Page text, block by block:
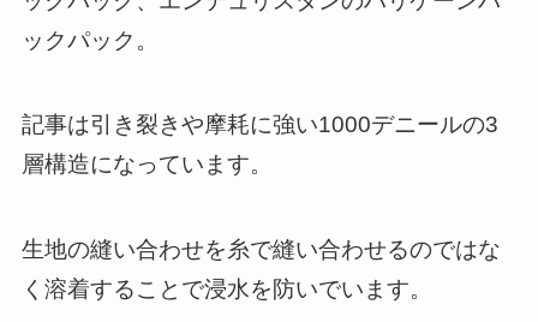
ックパック。
記事は引き裂きや摩耗に強い1000デニールの3
層構造になっています。
生地の縫い合わせを糸で縫い合わせるのではな
く溶着することで浸水を防いでいます。